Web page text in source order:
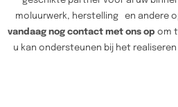
moluurwerk, herstelling en andere
vandaag nog contact met ons op om
u kan ondersteunen bij het